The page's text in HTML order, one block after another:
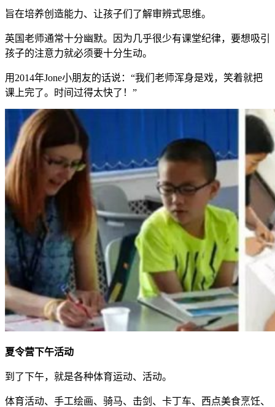
旨在培养创造能力、让孩子们了解审辨式思维。
英国老师通常十分幽默。因为几乎很少有课堂纪律，要想吸引
孩子的注意力就必须要十分生动。
用2014年Jone小朋友的话说：“我们老师浑身是戏，笑着就把
课上完了。时间过得太快了！”
夏令营下午活动
到了下午，就是各种体育运动、活动。
体育活动、手工绘画、骑马、击剑、卡丁车、西点美食烹饪、